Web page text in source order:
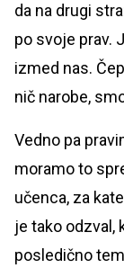
da na drugi
po svoje prav.
izmed nas.
nič narobe,
Vedno pa
moramo to
učenca, za
je tako odzval,
posledično